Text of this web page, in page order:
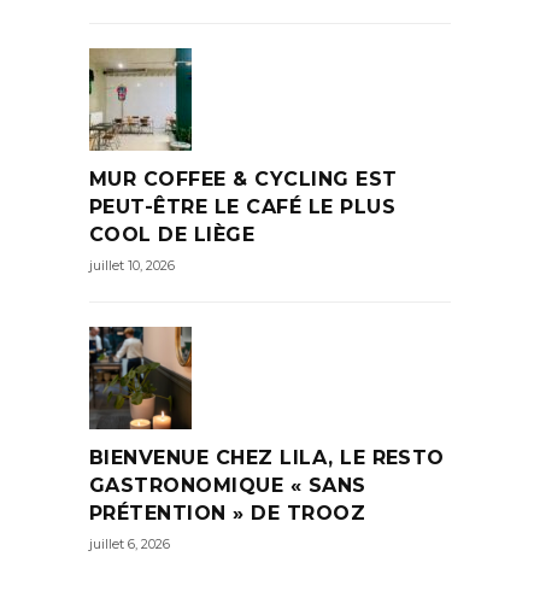
MUR COFFEE & CYCLING EST
PEUT-ÊTRE LE CAFÉ LE PLUS
COOL DE LIÈGE
juillet 10, 2026
BIENVENUE CHEZ LILA, LE RESTO
GASTRONOMIQUE « SANS
PRÉTENTION » DE TROOZ
juillet 6, 2026